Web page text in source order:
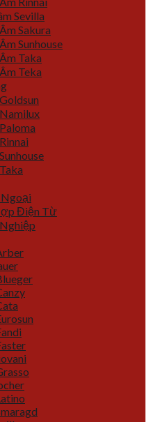
Sevilla
Sakura
Sunhouse
Taka
Teka
Điện Từ